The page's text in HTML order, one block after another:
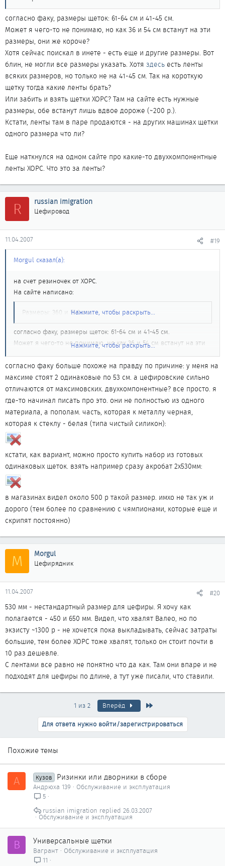
согласно факу, размеры щеток: 61-64 см и 41-45 см.
Может я чего-то не понимаю, но как 36 и 54 см встанут на эти
размеры, они же короче?
Хотя сейчас поискал в инете - есть еще и другие размеры. Вот
блин, не могли все размеры указать. Хотя здесь есть ленты
всяких размеров, но только не на 41-45 см. Так на короткую
щетку тогда какие ленты брать?
Или забить и взять щетки ХОРС? Там на сайте есть нужные
размеры, обе встанут лишь вдвое дороже (~200 р.).
Кстати, ленты там в паре продаются - на других машинах щетки
одного размера что ли?
Еще наткнулся на одном сайте про какие-то двухкомпонентные
ленты ХОРС. Что это за ленты?
R russian imigration
Цефировод
11.04.2007 #19
Morgul сказал(а):
на счет резиночек от ХОРС.
На сайте написано:
Размеры: 360 и 540 мм.Нажмите, чтобы раскрыть...
согласно факу, размеры щеток: 61-64 см и 41-45 см.
Может я чего-то не понимаю, но как 36 и 54 см встанут на эти
размеры, они же короче?
Хотя сейчас поискал в инете - есть еще и другие размеры. Вот
блин, не могли все размеры указать.
Еще наткнулся на одном сайте про какие-то двухкомпонентные
ленты ХОРС. Что это за ленты?
Нажмите, чтобы раскрыть...
согласно факу больше похоже на правду по причине: у меня на
максиме стоят 2 одинаковые по 53 см. а цефировские сильно
отличаются от максимовских. двухкомпонентные? все просто. я
где-то начинал писать про это. они не полностью из одного
материала, а пополам. часть, которая к металлу черная,
которая к стеклу - белая (типа чистый силикон):
кстати, как вариант, можно просто купить набор из готовых
одинаковых щеток. взять например сразу акробат 2х530мм:
в магазинах видел около 500 р такой размер. имхо не так уж и
дорого (тем более по сравнению с чямпионами, которые еще и
скрипят постоянно)
M Morgul
Цефирядник
11.04.2007 #20
530 мм - нестандартный размер для цефиры. Я хочу как
полагается - 450 и 650 мм. Видел, что хвалят Валео, но по
экзисту ~1300 р - не хочется пока выкладывать, сейчас затраты
большие, тем более ХОРС тоже хвалят, только он стоит почти в
10 раз дешевле.
С лентами все равно не понятно что да как. Там они впаре и не
подходят для цефиры по длине, а тут уже писали, что ставили.
1 из 2 Вперёд
Для ответа нужно войти/зарегистрироваться
Похожие темы
А Кузов Ризинки или дворники в сборе
Андрюха 139
Обслуживание и эксплуатация
5
Обслуживание и эксплуатация
26.03.2007
russian imigration
В Универсальные щетки
Вагрант
Обслуживание и эксплуатация
11